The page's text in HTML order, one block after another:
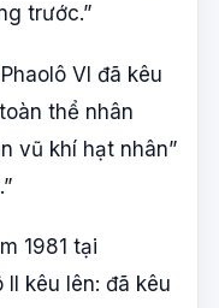
trước.”
VI đã kêu
thể nhân
vũ khí hạt nhân”
1981 tại
kêu lên: đã kêu